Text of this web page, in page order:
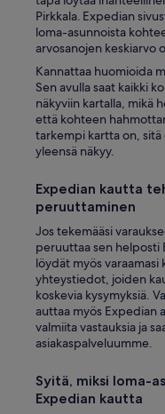
Pirkkala. Expedian
loma-asunnoista
arvosanojen keskiarvo
Kannattaa huomioida
Sen avulla saat kaikki
näkyviin kartalla, mikä
että kohteen
tarkempi kartta on,
yleensä näkyy.
Expedian kautta
peruuttaminen
Jos tekemääsi
peruuttaa sen helposti
löydät myös
yhteystiedot, joiden
koskevia kysymyksiä.
auttaa myös Expedian
valmiita vastauksia ja
asiakaspalveluumme.
Syitä, miksi loma-
Expedian kautta